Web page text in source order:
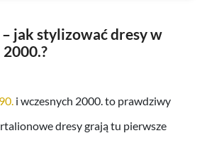
jak stylizować dresy w
i wczesnych 2000. to prawdziwy
dresy grają tu pierwsze